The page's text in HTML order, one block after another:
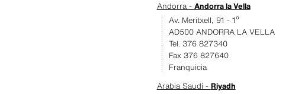
Andorra - Andorra la Vella
Av. Meritxell, 91 - 1º
AD500 ANDORRA LA VELLA
Tel. 376 827340
Fax 376 827640
Franquicia
Arabia Saudí - Riyadh